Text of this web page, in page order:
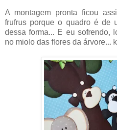
A montagem pronta ficou
frufrus porque o quadro é de
dessa forma... E eu sofrendo,
no miolo das flores da árvore...